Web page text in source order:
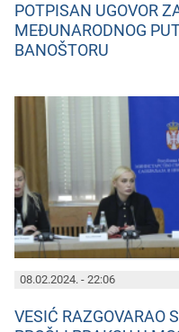
POTPISAN UGOVOR
MEĐUNARODNOG
BANOŠTORU
08.02.2024. - 22:06
VESIĆ RAZGOVARAO